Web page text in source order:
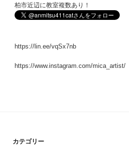
柏市近辺に教室複数あり！
https://lin.ee/vqSx7nb
https://www.instagram.com/mica_artist/
カテゴリー